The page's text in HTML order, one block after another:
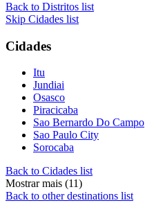
Back to Distritos list
Skip Cidades list
Cidades
Itu
Jundiai
Osasco
Piracicaba
Sao Bernardo Do Campo
Sao Paulo City
Sorocaba
Back to Cidades list
Mostrar mais (11)
Back to other destinations list